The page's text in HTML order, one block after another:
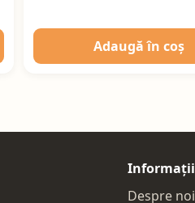
Adaugă în coș
Informații
Despre noi